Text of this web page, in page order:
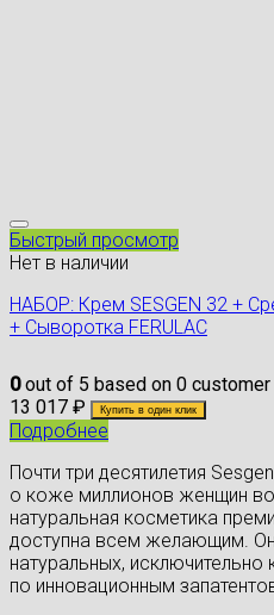
Быстрый просмотр
Нет в наличии
НАБОР: Крем SESGEN 32 +
+ Сыворотка FERULAC
0out of 5 based on 0
13 017 ₽ Купить в один клик
Подробнее
Почти три десятилетия
о коже миллионов женщин
натуральная косметика
доступна всем желающим.
натуральных, исключительно
по инновационным